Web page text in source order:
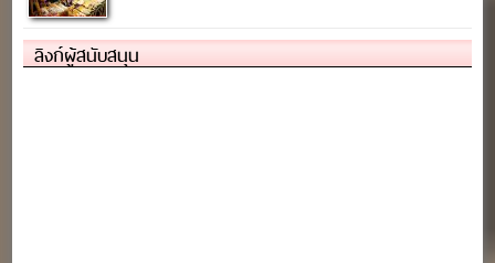
ลิงก์ผู้สนับสนุน